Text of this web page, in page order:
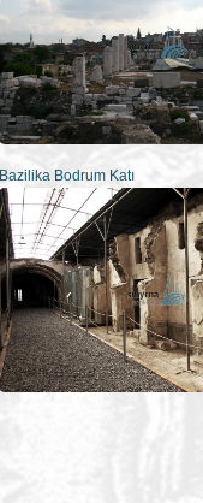
Bazilika Bodrum Katı